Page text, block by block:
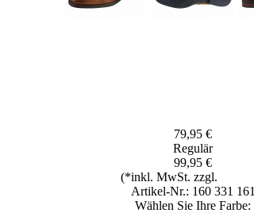
79,95 €
Regulär
99,95 €
(*inkl. MwSt. zzgl.
Artikel-Nr.: 160 331 161
Wählen Sie Ihre Farbe: